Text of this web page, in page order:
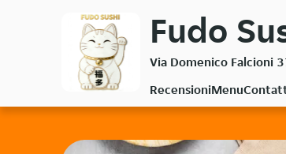
Fudo
Via Domenico Falcioni
RecensioniMenu